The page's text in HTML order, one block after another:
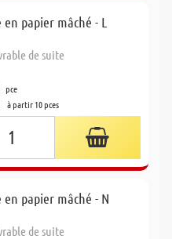
papier mâché - L
de suite
pce
à partir 10 pces
papier mâché - N
de suite